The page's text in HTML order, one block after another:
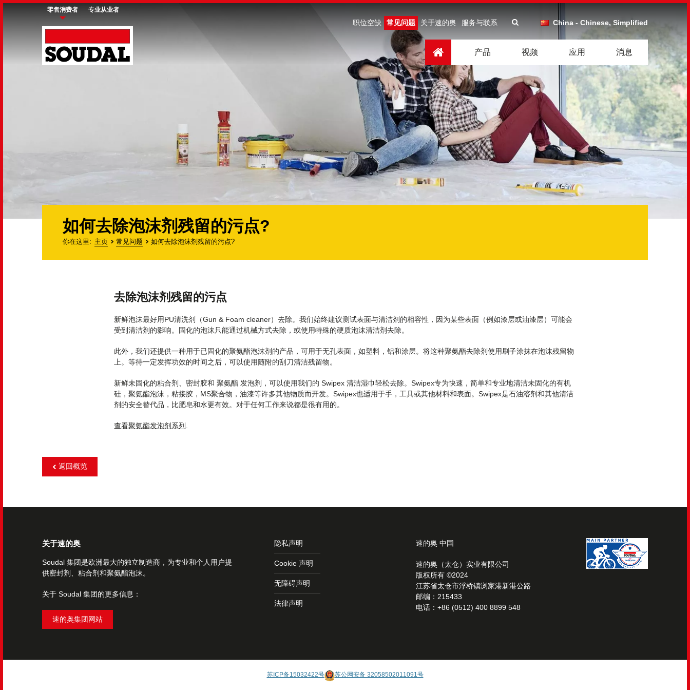
Skip
零售消费者 专业从业者
产品 视频 应用 消息
职位空缺 常见问题 关于速的奥 服务与联系 China - Chinese, Simplified
如何去除泡沫剂残留的污点?
你在这里 主页 常见问题 如何去除泡沫剂残留的污点?
去除泡沫剂残留的污点
新鲜泡沫最好用PU清洗剂（Gun & Foam cleaner）去除。我们始终建议测试表面与清洁剂的相容性，因为某些表面（例如漆层或油漆层）可能会
受到清洁剂的影响。固化的泡沫只能通过机械方式去除，或使用特殊的硬质泡沫清洁剂去除。
此外，我们还提供一种用于已固化的聚氨酯泡沫剂的产品，可用于无孔表面，如塑料，铝和涂层。将这种聚氨酯去除剂使用刷子涂抹在泡沫残留物
上。等待一定发挥功效的时间之后，可以使用随附的刮刀清洁残留物。
新鲜未固化的粘合剂、密封胶和 聚氨酯 发泡剂，可以使用我们的 Swipex 清洁湿巾轻松去除。Swipex专为快速，简单和专业地清洁未固化的有机
硅，聚氨酯泡沫，粘接胶，MS聚合物，油漆等许多其他物质而开发。Swipex也适用于手，工具或其他材料和表面。Swipex是石油溶剂和其他清洁
剂的安全替代品，比肥皂和水更有效。对于任何工作来说都是很有用的。
查看聚氨酯发泡剂系列
返回概览
关于速的奥
Soudal 集团是欧洲最大的独立制造商，为专业和个人用户提
供密封剂、粘合剂和聚氨酯泡沫。
关于 Soudal 集团的更多信息：
速的奥集团网站
隐私声明
Cookie 声明
无障碍声明
法律声明
速的奥 中国
速的奥（太仓）实业有限公司
版权所有 ©2024
江苏省太仓市浮桥镇浏家港新港公路
邮编：215433
电话：+86 (0512) 400 8899 548
苏ICP备15032422号 苏公网安备 32058502011091号